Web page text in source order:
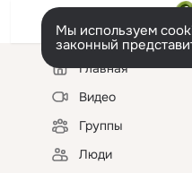
Мы используем
законный
Левая
колонкаГлавная
Видео
Группы
Люди